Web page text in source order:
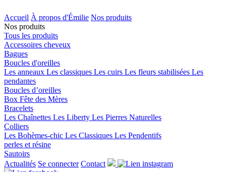
Accueil À propos d'Émilie Nos produits
Nos produits
Tous les produits
Accessoires cheveux
Bagues
Boucles d'oreilles
Les anneaux Les classiques Les cuirs Les fleurs stabilisées Les
pendantes
Boucles d’oreilles
Box Fête des Mères
Bracelets
Les Chaînettes Les Liberty Les Pierres Naturelles
Colliers
Les Bohèmes-chic Les Classiques Les Pendentifs
perles et résine
Sautoirs
Actualités Se connecter Contact